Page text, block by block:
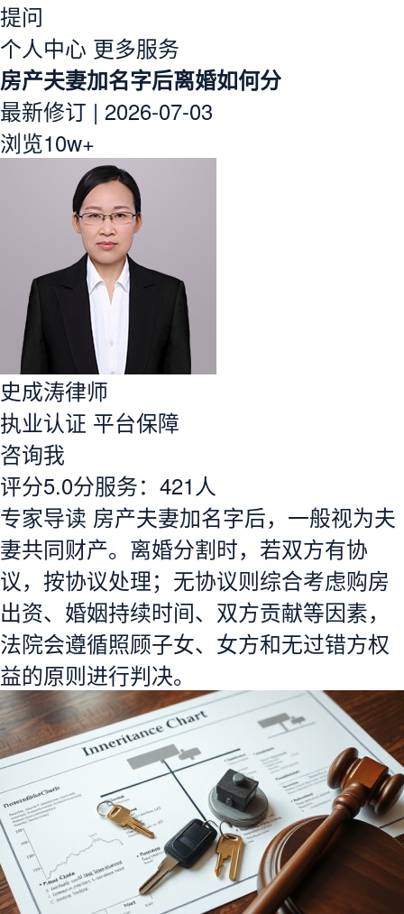
提问
个人中心 更多服务
房产夫妻加名字后离婚如何分
最新修订 | 2026-07-03
浏览10w+
史成涛律师
执业认证 平台保障
咨询我
评分5.0分服务： 421人
专家导读 房产夫妻加名字后，一般视为夫
妻共同财产。离婚分割时，若双方有协
议，按协议处理；无协议则综合考虑购房
出资、婚姻持续时间、双方贡献等因素，
法院会遵循照顾子女、女方和无过错方权
益的原则进行判决。